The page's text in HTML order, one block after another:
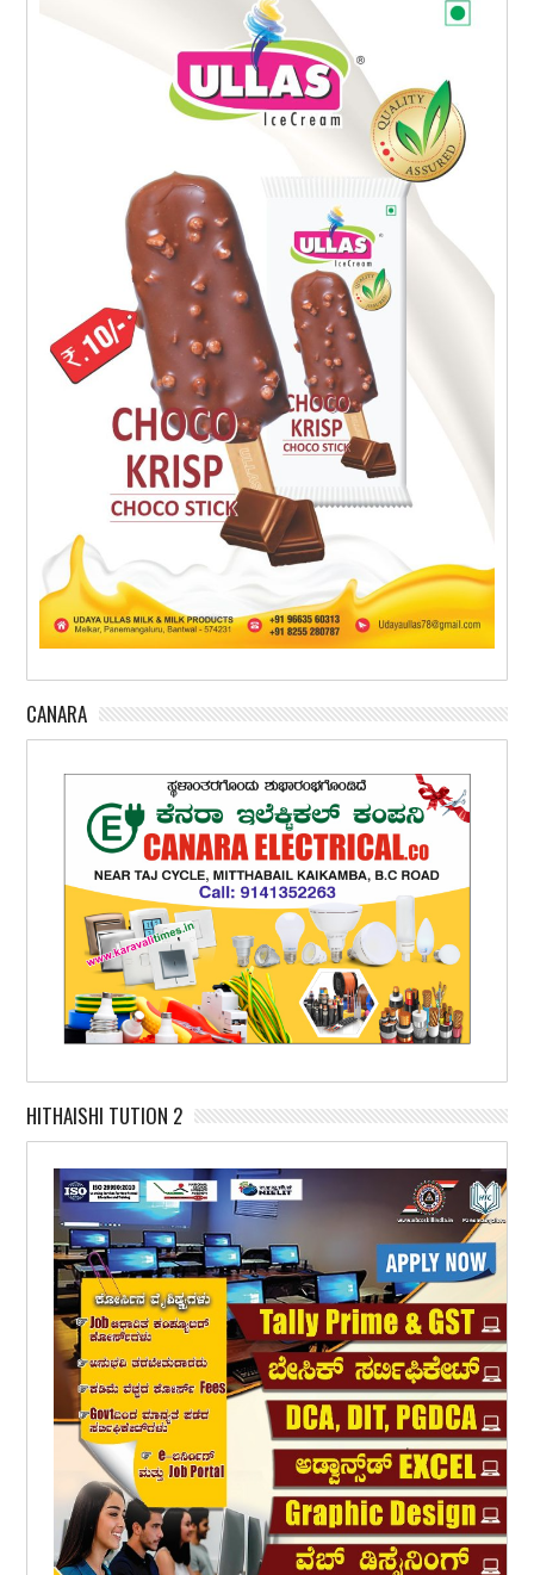
CANARA
HITHAISHI TUTION 2